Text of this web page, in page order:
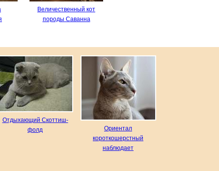
Величественный кот
породы Саванна
Отдыхающий Скоттиш-
фолд
Ориентал
короткошерстный
наблюдает